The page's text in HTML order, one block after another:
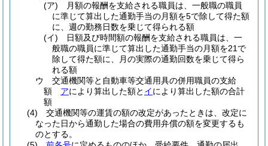
(ア)
月額の報酬を支給される職員は、一般職の職員
に準じて算出した通勤手当の月額を5で除して得た額
に、週の勤務日数を乗じて得られる額
(イ)
日額及び時間額の報酬を支給される職員は、一
般職の職員に準じて算出した通勤手当の月額を21で
除して得た額に、月の実際の通勤回数を乗じて得ら
れる額
ウ
交通機関等と自動車等交通用具の併用職員の支給
額 アにより算出した額と イにより算出した額の合計
額
(4)
交通機関等の運賃の額の改定があったときは、改定に
なった日から通勤した場合の費用弁償の額を変更するも
のとする。